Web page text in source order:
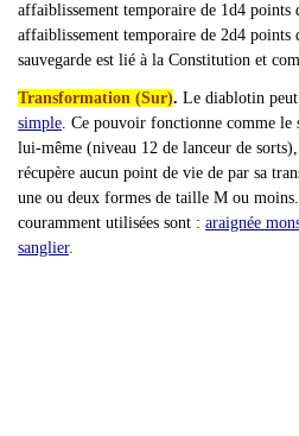
affaiblissement temporaire de 1d4 points
affaiblissement temporaire de 2d4
sauvegarde est lié à la Constitution et
Transformation (Sur). Le diablotin
simple. Ce pouvoir fonctionne comme le
lui-même (niveau 12 de lanceur de
récupère aucun point de vie de par sa
une ou deux formes de taille M ou
couramment utilisées sont : araignée
sanglier.